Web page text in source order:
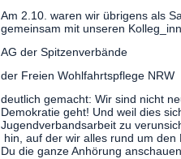
Am 2.10. waren wir übrigens als
gemeinsam mit unseren
AG der Spitzenverbände
der Freien Wohlfahrtspflege NRW
deutlich gemacht: Wir sind nicht
Demokratie geht! Und weil dies
Jugendverbandsarbeit zu
hin, auf der wir alles rund um den
Du die ganze Anhörung